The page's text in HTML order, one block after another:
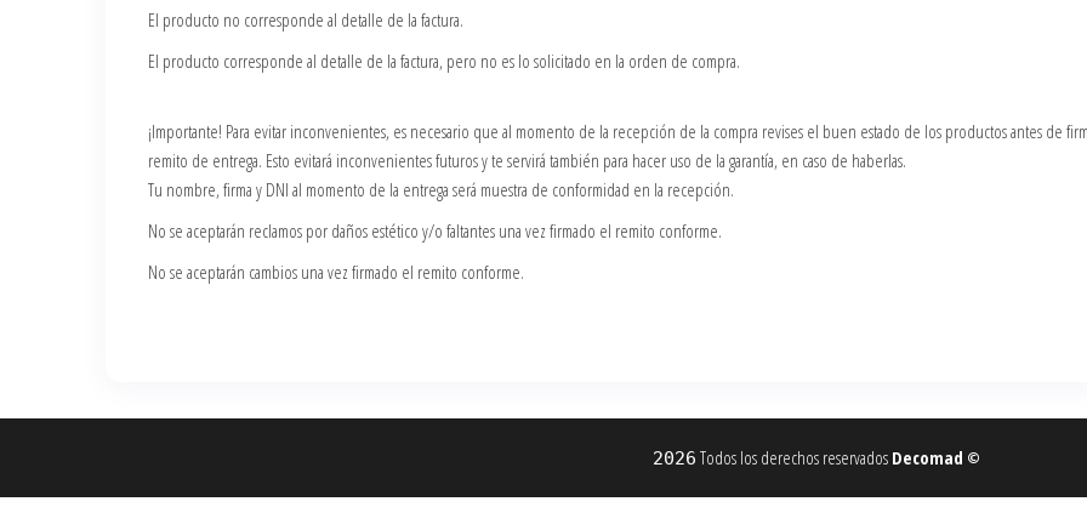
El producto no corresponde al detalle de la factura.
El producto corresponde al detalle de la factura, pero no es lo solicitado en la orden de compra.
¡Importante! Para evitar inconvenientes, es necesario que al momento de la recepción de la compra revises el buen estado de los productos antes de
remito de entrega. Esto evitará inconvenientes futuros y te servirá también para hacer uso de la garantía, en caso de haberlas.
Tu nombre, firma y DNI al momento de la entrega será muestra de conformidad en la recepción.
No se aceptarán reclamos por daños estético y/o faltantes una vez firmado el remito conforme.
No se aceptarán cambios una vez firmado el remito conforme.
2026 Todos los derechos reservados Decomad ©